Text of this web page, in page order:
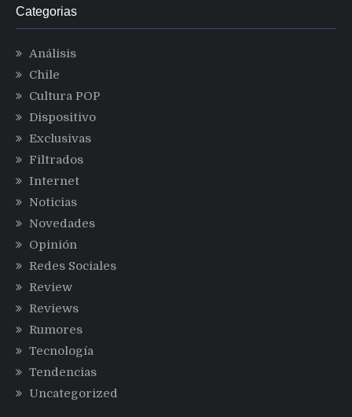
Categorias
Análisis
Chile
Cultura POP
Dispositivo
Exclusivas
Filtrados
Internet
Noticias
Novedades
Opinión
Redes Sociales
Review
Reviews
Rumores
Tecnología
Tendencias
Uncategorized